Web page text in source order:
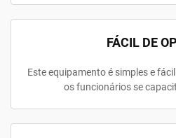
FÁCIL DE
Este equipamento é simples e
os funcionários se